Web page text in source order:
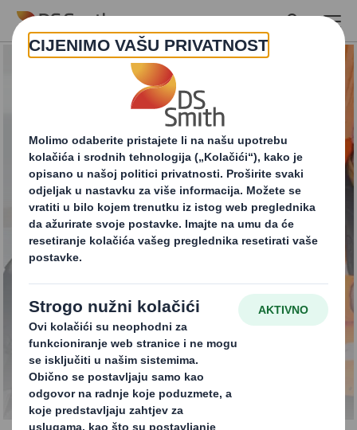
Skip to main content
Kompletna usluga